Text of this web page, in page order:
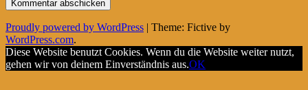
Proudly powered by WordPress | Theme: Fictive by
WordPress.com.
Diese Website benutzt Cookies. Wenn du die Website weiter nutzt,
gehen wir von deinem Einverständnis aus.OK